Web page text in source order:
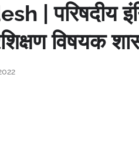
| परिषदीय
विषयक